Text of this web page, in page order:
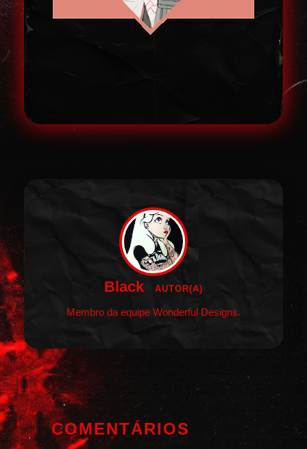
Black AUTOR(A)
Membro da equipe Wonderful Designs.
COMENTÁRIOS